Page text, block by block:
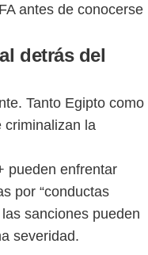
antes de conocerse
detrás del
Tanto Egipto como
criminalizan la
pueden enfrentar
por “conductas
sanciones pueden
severidad.